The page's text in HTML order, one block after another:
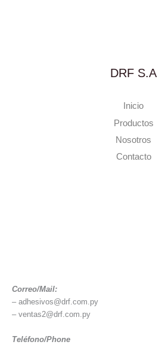
DRF S.A
Inicio
Productos
Nosotros
Contacto
Correo/Mail:
– adhesivos@drf.com.py
– ventas2@drf.com.py
Teléfono/Phone